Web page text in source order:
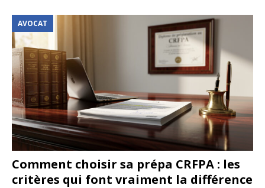
AVOCAT
Comment choisir sa prépa CRFPA : les
critères qui font vraiment la différence